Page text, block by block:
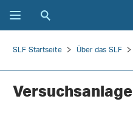
SLF Startseite Über das SLF